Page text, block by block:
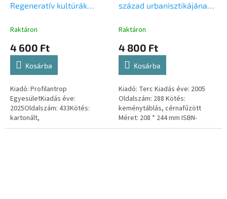
Regeneratív kultúrák
Raktáron
4 600 Ft
Kosárba
Kiadó: Profilantrop
EgyesületKiadás éve:
2025Oldalszám: 433Kötés:
kartonált,
ragasztottkötésMéret:
század urbanisztikájának
Raktáron
4 800 Ft
Kosárba
Kiadó: Terc Kiadás éve: 2005
Oldalszám: 288 Kötés:
keménytáblás, cérnafűzött
Méret: 208 * 244 mm ISBN-
szám: 9639535257